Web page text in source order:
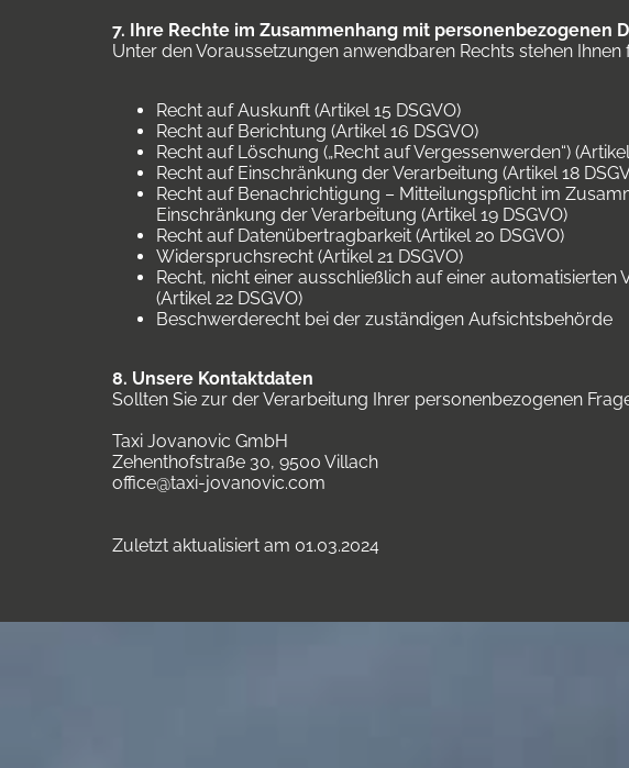
7. Ihre Rechte im Zusammenhang mit personenbezogenen
Unter den Voraussetzungen anwendbaren Rechts stehen Ihnen
Recht auf Auskunft (Artikel 15 DSGVO)
Recht auf Berichtung (Artikel 16 DSGVO)
Recht auf Löschung („Recht auf Vergessenwerden“)
Recht auf Einschränkung der Verarbeitung (Artikel 18
Recht auf Benachrichtigung – Mitteilungspflicht im
Einschränkung der Verarbeitung (Artikel 19 DSGVO)
Recht auf Datenübertragbarkeit (Artikel 20 DSGVO)
Widerspruchsrecht (Artikel 21 DSGVO)
Recht, nicht einer ausschließlich auf einer
(Artikel 22 DSGVO)
Beschwerderecht bei der zuständigen Aufsichtsbehörde
8. Unsere Kontaktdaten
Sollten Sie zur der Verarbeitung Ihrer personenbezogenen
Taxi Jovanovic GmbH
Zehenthofstraße 30, 9500 Villach
office@taxi-jovanovic.com
Zuletzt aktualisiert am 01.03.2024